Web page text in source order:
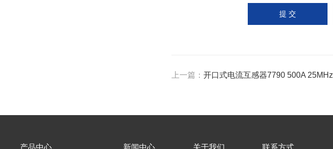
上一篇： 开口式电流互感器7790 500A 25MHz
产品中心 新闻中心 关于我们 联系方式